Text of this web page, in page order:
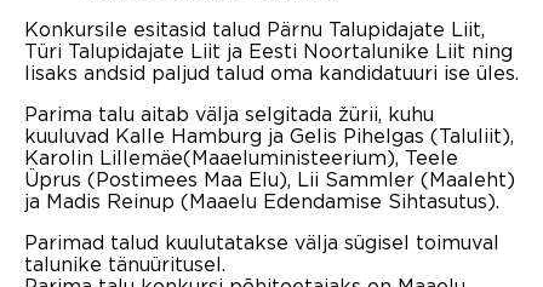
Konkursile esitasid talud Pärnu Talupidajate Liit,
Türi Talupidajate Liit ja Eesti Noortalunike Liit ning
lisaks andsid paljud talud oma kandidatuuri ise üles.
Parima talu aitab välja selgitada žürii, kuhu
kuuluvad Kalle Hamburg ja Gelis Pihelgas (Taluliit),
Karolin Lillemäe(Maaeluministeerium), Teele
Üprus (Postimees Maa Elu), Lii Sammler (Maaleht)
ja Madis Reinup (Maaelu Edendamise Sihtasutus).
Parimad talud kuulutatakse välja sügisel toimuval
talunike tänuüritusel.